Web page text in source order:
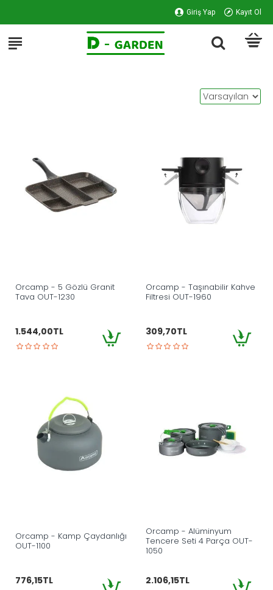
Giriş Yap Kayıt Ol
Orcamp - 5 Gözlü Granit
Tava OUT-1230
1.544,00TL
Orcamp - Taşınabilir Kahve
Filtresi OUT-1960
309,70TL
Orcamp - Kamp Çaydanlığı
OUT-1100
776,15TL
Orcamp - Alüminyum
Tencere Seti 4 Parça OUT-
1050
2.106,15TL